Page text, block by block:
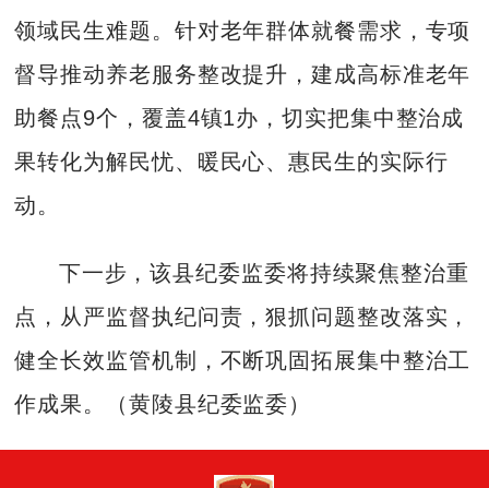
领域民生难题。针对老年群体就餐需求，专项
督导推动养老服务整改提升，建成高标准老年
助餐点9个，覆盖4镇1办，切实把集中整治成
果转化为解民忧、暖民心、惠民生的实际行
动。
下一步，该县纪委监委将持续聚焦整治重
点，从严监督执纪问责，狠抓问题整改落实，
健全长效监管机制，不断巩固拓展集中整治工
作成果。（黄陵县纪委监委）